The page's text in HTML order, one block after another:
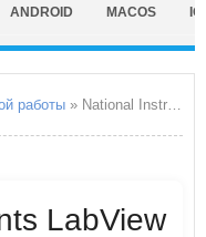
ANDROID MACOS
работы » National Instruments LabView
LabView